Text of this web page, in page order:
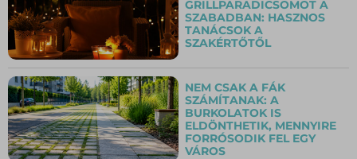
GRILLPARADICSOMOT A
SZABADBAN: HASZNOS
TANÁCSOK A
SZAKÉRTŐTŐL
NEM CSAK A FÁK
SZÁMÍTANAK: A
BURKOLATOK IS
ELDÖNTHETIK, MENNYIRE
FORRÓSODIK FEL EGY
VÁROS